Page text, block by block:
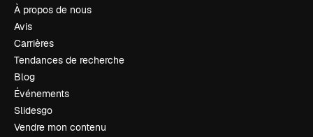
À propos de nous
Avis
Carrières
Tendances de recherche
Blog
Événements
Slidesgo
Vendre mon contenu